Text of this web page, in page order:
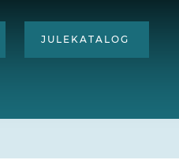
JULEKATALOG